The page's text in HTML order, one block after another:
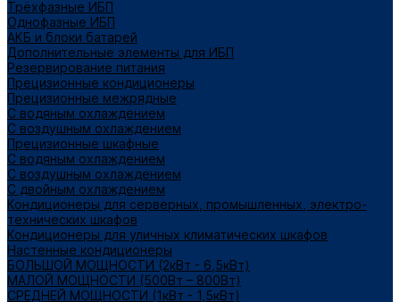
Трёхфазные ИБП
Однофазные ИБП
АКБ и блоки батарей
Дополнительные элементы для ИБП
Резервирование питания
Прецизионные кондиционеры
Прецизионные межрядные
С водяным охлаждением
С воздушным охлаждением
Прецизионные шкафные
С водяным охлаждением
С воздушным охлаждением
С двойным охлаждением
Кондиционеры для серверных, промышленных, электро-
технических шкафов
Кондиционеры для уличных климатических шкафов
Настенные кондиционеры
БОЛЬШОЙ МОЩНОСТИ (2кВт - 6,5кВт)
МАЛОЙ МОЩНОСТИ (500Вт – 800Вт)
СРЕДНЕЙ МОЩНОСТИ (1кВт - 1,5кВт)